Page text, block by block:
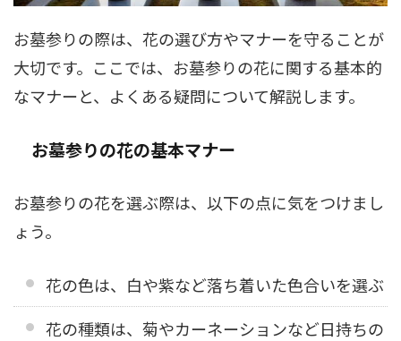
お墓参りの際は、花の選び方やマナーを守ることが
大切です。ここでは、お墓参りの花に関する基本的
なマナーと、よくある疑問について解説します。
お墓参りの花の基本マナー
お墓参りの花を選ぶ際は、以下の点に気をつけまし
ょう。
花の色は、白や紫など落ち着いた色合いを選ぶ
花の種類は、菊やカーネーションなど日持ちの